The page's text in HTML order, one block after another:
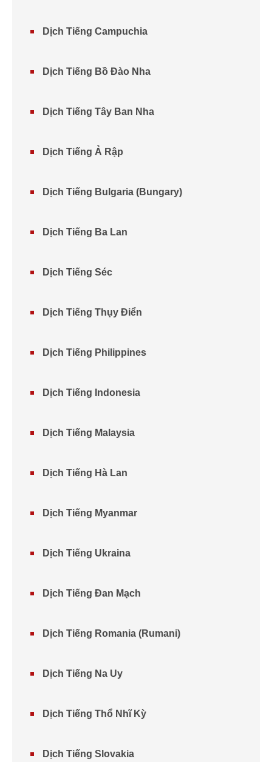
Dịch Tiếng Campuchia
Dịch Tiếng Bồ Đào Nha
Dịch Tiếng Tây Ban Nha
Dịch Tiếng Ả Rập
Dịch Tiếng Bulgaria (Bungary)
Dịch Tiếng Ba Lan
Dịch Tiếng Séc
Dịch Tiếng Thụy Điển
Dịch Tiếng Philippines
Dịch Tiếng Indonesia
Dịch Tiếng Malaysia
Dịch Tiếng Hà Lan
Dịch Tiếng Myanmar
Dịch Tiếng Ukraina
Dịch Tiếng Đan Mạch
Dịch Tiếng Romania (Rumani)
Dịch Tiếng Na Uy
Dịch Tiếng Thổ Nhĩ Kỳ
Dịch Tiếng Slovakia